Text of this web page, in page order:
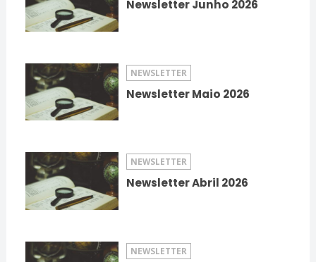
Newsletter Junho 2026
NEWSLETTER
Newsletter Maio 2026
NEWSLETTER
Newsletter Abril 2026
NEWSLETTER